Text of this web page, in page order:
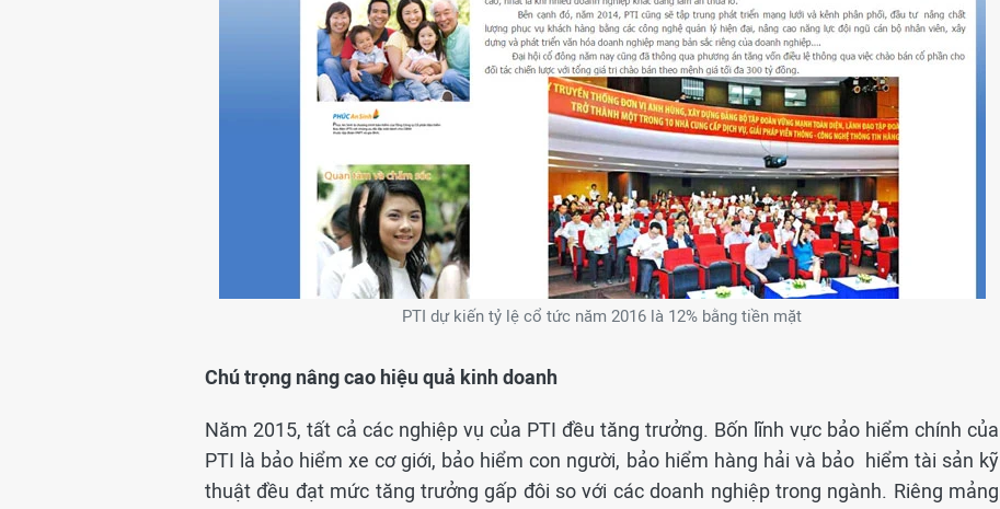
PTI dự kiến tỷ lệ cổ tức năm 2016 là 12% bằng tiền mặt
Chú trọng nâng cao hiệu quả kinh doanh
Năm 2015, tất cả các nghiệp vụ của PTI đều tăng trưởng. Bốn lĩnh vực bảo hiểm chính của
PTI là bảo hiểm xe cơ giới, bảo hiểm con người, bảo hiểm hàng hải và bảo hiểm tài sản kỹ
thuật đều đạt mức tăng trưởng gấp đôi so với các doanh nghiệp trong ngành. Riêng mảng